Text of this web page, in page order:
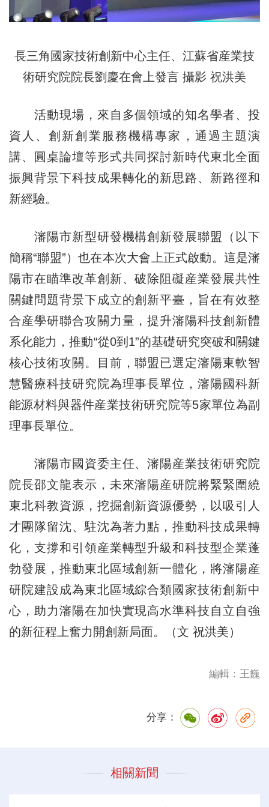
長三角國家技術創新中心主任、江蘇省産業技
術研究院院長劉慶在會上發言 攝影 祝洪美
活動現場，來自多個領域的知名學者、投
資人、創新創業服務機構專家，通過主題演
講、圓桌論壇等形式共同探討新時代東北全面
振興背景下科技成果轉化的新思路、新路徑和
新經驗。
瀋陽市新型研發機構創新發展聯盟（以下
簡稱“聯盟”）也在本次大會上正式啟動。這是瀋
陽市在瞄準改革創新、破除阻礙産業發展共性
關鍵問題背景下成立的創新平臺，旨在有效整
合産學研聯合攻關力量，提升瀋陽科技創新體
系化能力，推動“從0到1”的基礎研究突破和關鍵
核心技術攻關。目前，聯盟已選定瀋陽東軟智
慧醫療科技研究院為理事長單位，瀋陽國科新
能源材料與器件産業技術研究院等5家單位為副
理事長單位。
瀋陽市國資委主任、瀋陽産業技術研究院
院長邵文龍表示，未來瀋陽産研院將緊緊圍繞
東北科教資源，挖掘創新資源優勢，以吸引人
才團隊留沈、駐沈為著力點，推動科技成果轉
化，支撐和引領産業轉型升級和科技型企業蓬
勃發展，推動東北區域創新一體化，將瀋陽産
研院建設成為東北區域綜合類國家技術創新中
心，助力瀋陽在加快實現高水準科技自立自強
的新征程上奮力開創新局面。（文 祝洪美）
編輯：王巍
分享：
相關新聞